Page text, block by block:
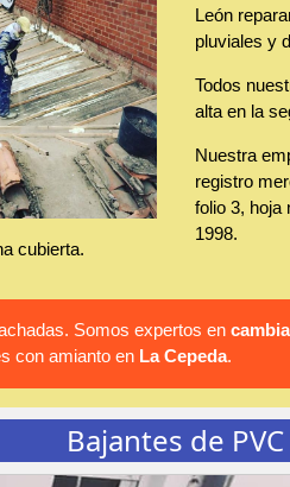
cubierta.
León
pluviales y
Todos
alta en la
Nuestra
registro
folio 3, hoja
1998.
Somos expertos en
con amianto en La Cepeda.
Bajantes de PVC